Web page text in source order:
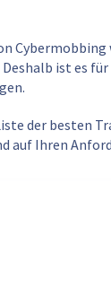
ist es
der besten
auf Ihren